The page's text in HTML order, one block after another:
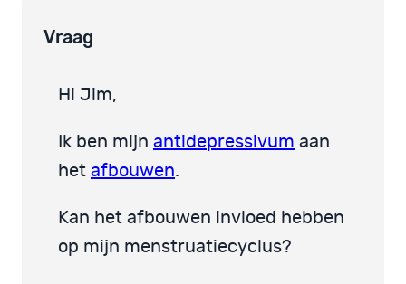
Vraag
Hi Jim,
Ik ben mijn antidepressivum aan
het afbouwen.
Kan het afbouwen invloed hebben
op mijn menstruatiecyclus?